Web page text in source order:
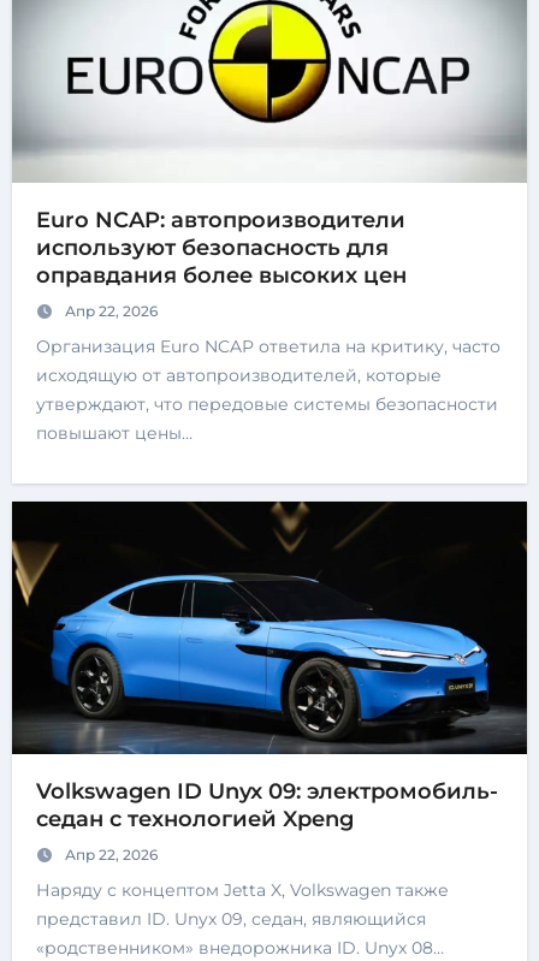
Euro NCAP: автопроизводители
используют безопасность для
оправдания более высоких цен
Апр 22, 2026
Организация Euro NCAP ответила на критику, часто
исходящую от автопроизводителей, которые
утверждают, что передовые системы безопасности
повышают цены…
Volkswagen ID Unyx 09: электромобиль-
седан с технологией Xpeng
Апр 22, 2026
Наряду с концептом Jetta X, Volkswagen также
представил ID. Unyx 09, седан, являющийся
«родственником» внедорожника ID. Unyx 08…